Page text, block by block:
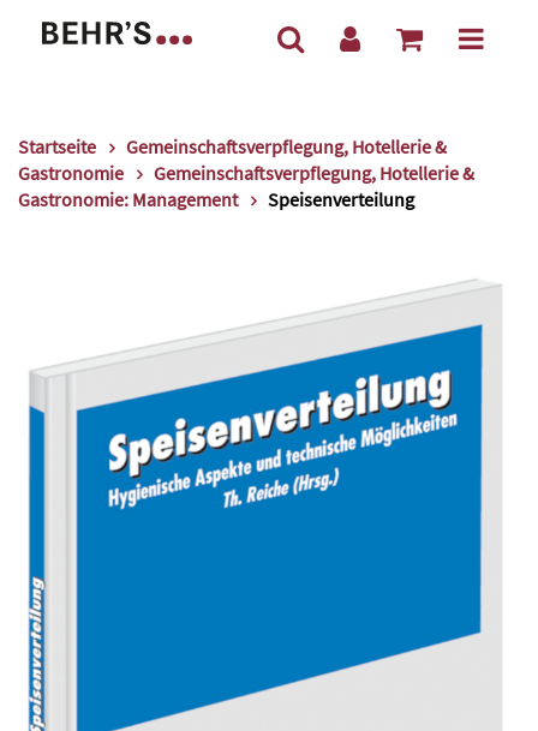
Startseite
Gemeinschaftsverpflegung, Hotellerie &
Gastronomie
Gemeinschaftsverpflegung, Hotellerie &
Gastronomie: Management
Speisenverteilung